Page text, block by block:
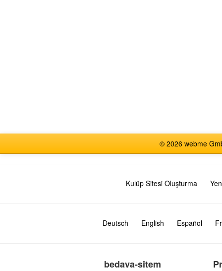
© 2026 webme
Kulüp Sitesi Oluşturma
Deutsch English Español
bedava-sitem